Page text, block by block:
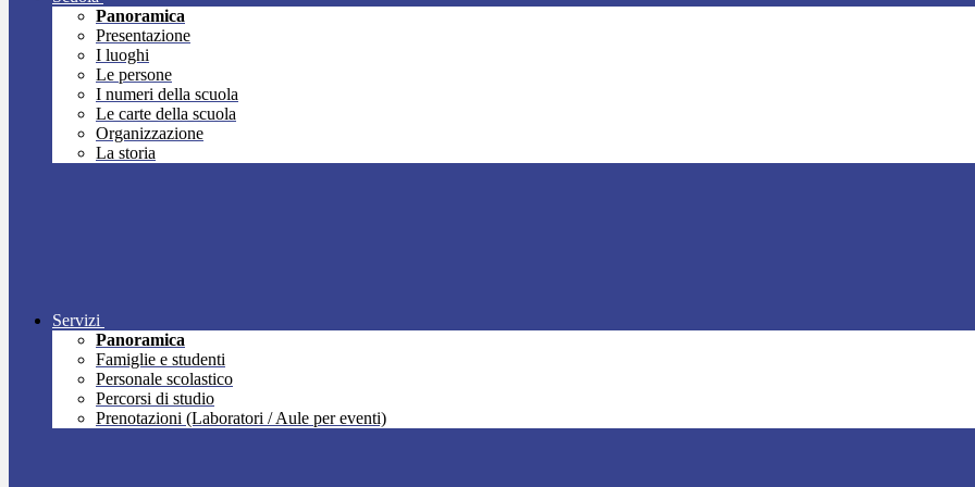
Panoramica
Presentazione
I luoghi
Le persone
I numeri della scuola
Le carte della scuola
Organizzazione
La storia
Servizi
Panoramica
Famiglie e studenti
Personale scolastico
Percorsi di studio
Prenotazioni (Laboratori / Aule per eventi)